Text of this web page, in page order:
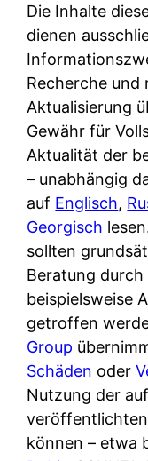
e
D
a
t
e
n
w
i
r
k
l
i
c
h
?
n
d
e
r
n
u
n
k
t
i
o
n
i
e
r
e
n
r
e
r
A
p
p
&
O
n
l
i
n
e
:
W
a
s
i
s
t
b
H
-
M
y
t
h
o
s
:
W
e
n
n
d
e
r
S
c
Die Inhalte
dienen
Recherche und
Aktualisierung
Gewähr für
Aktualität der
– unabhängig
auf Englisch,
Georgisch
sollten
Beratung
beispielsweise
getroffen
Group
Schäden oder
Nutzung der
können – etwa